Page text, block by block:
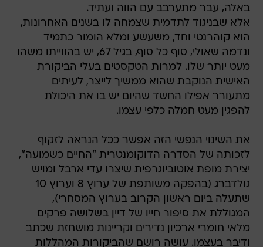
באלה, עבר מתערבב עם הווה ועתיד.
אלא שבניגוד לתדמית שצמחה לו בשנים האחרונות,
הוא קוהרנטי וחד, משעשע ומלא הומור כתמיד
ונדמה שאולי, סוף כל סוף, בגיל 67, יש בהווייתו משהו
מעט יותר שלו. למרות הטקסטים בעלי הביקורת
האישית הנוקבת שהוא ממשיך לייצר, לעיתים
מתעורר אפילו החשד שהיום יש בו את היכולת
להפגין מעט חמלה כלפי עצמו.
את השינוי הנפשי הזה אפשר ככל הנראה לזקוף
לזכותה של הסדרה הדוקומנטרית "החיים כשמועה",
יצירת מופת אוטוביוגרפית שיצרו עדי ארבל ומויש
גולדברג (בהפקה משותפת של ערוץ 8 וערוץ 10
שתעלה ביום ראשון הקרוב בערוץ המסחרי),
המגוללת את סיפור חייו של דיין בשלושה פרקים
מלאי חומרי ארכיון נדירים וקריינות מושחזת שכתב
ודיבר בעצמו. עושה רושם שהביקורות המהללות